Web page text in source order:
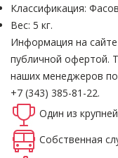
Классификация:
Вес: 5 кг.
Информация на
публичной офертой.
наших менеджеров
+7 (343) 385-81-22.
Один из
Собственная